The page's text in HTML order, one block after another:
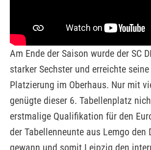
Am Ende der Saison wurde der SC
starker Sechster und erreichte
Platzierung im Oberhaus. Nur mit
genügte dieser 6. Tabellenplatz
erstmalige Qualifikation für den
der Tabellenneunte aus Lemgo den
gewann und somit Leipzig den